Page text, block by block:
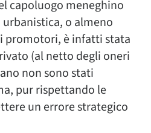
capoluogo meneghino
o almeno
promotori, è infatti stata
(al netto degli oneri
non sono stati
pur rispettando le
un errore strategico